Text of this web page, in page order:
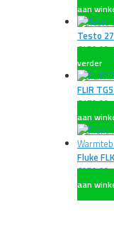
aan
Testo
€450,00
verder
FLIR
€179,00
aan
Fluke
€950,00
aan